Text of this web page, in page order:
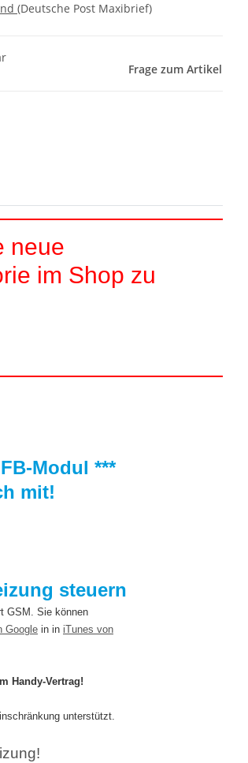
(Deutsche Post Maxibrief)
Frage zum Artikel
neue
im Shop zu
Modul ***
mit!
steuern
GSM. Sie können
Google in in iTunes von
Handy-Vertrag!
unterstützt.